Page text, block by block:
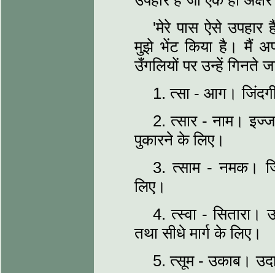
'मेरे पास ऐसे उपहार
मुझे भेंट किया है। मैं
उँगलियों पर उन्‍हें गिनते
1. त्‍सा - आग।
2. त्‍सार - नाम।
पुकारने के लिए।
3. त्‍साम - नमक।
लिए।
4. त्‍स्‍वा -
तथा सीधे मार्ग के लिए।
5. त्‍सूम - उकाब।